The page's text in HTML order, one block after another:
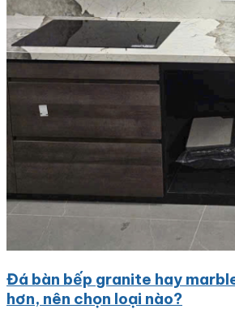
Đá bàn bếp granite hay
hơn, nên chọn loại nào?